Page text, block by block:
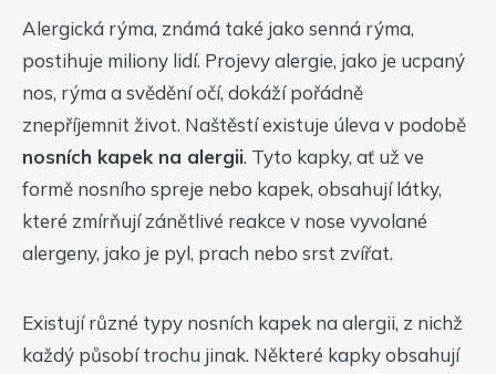
Alergická rýma, známá také jako senná rýma,
postihuje miliony lidí. Projevy alergie, jako je ucpaný
nos, rýma a svědění očí, dokáží pořádně
znepříjemnit život. Naštěstí existuje úleva v podobě
nosních kapek na alergii. Tyto kapky, ať už ve
formě nosního spreje nebo kapek, obsahují látky,
které zmírňují zánětlivé reakce v nose vyvolané
alergeny, jako je pyl, prach nebo srst zvířat.
Existují různé typy nosních kapek na alergii, z nichž
každý působí trochu jinak. Některé kapky obsahují